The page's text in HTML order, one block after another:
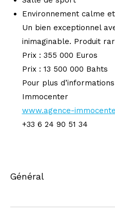
Environnement calme
Un bien exceptionnel
inimaginable. Produit
Prix : 355 000 Euros
Prix : 13 500 000 Bahts
Pour plus
Immocenter
www.agence-
+33 6 24 90 51 34
général